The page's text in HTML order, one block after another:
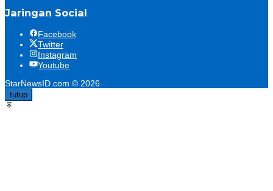
Jaringan Social
Facebook
Twitter
Instagram
Youtube
StarNewsID.com © 2026
tutup